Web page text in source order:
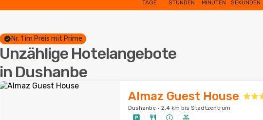
TAGE STUNDEN MINUTEN SEKUNDEN
Nr. 1 im Preis mit Prime
Unzählige Hotelangebote
in Dushanbe
Almaz Guest House
Dushanbe · 2,4 km bis Stadtzentrum